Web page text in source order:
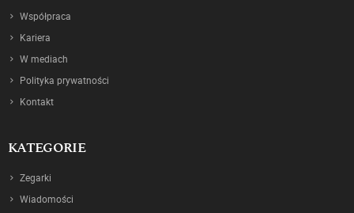
Współpraca
Kariera
W mediach
Polityka prywatności
Kontakt
KATEGORIE
Zegarki
Wiadomości